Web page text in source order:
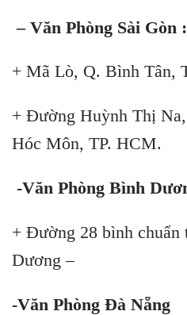
– Văn Phòng Sài Gòn :
+ Mã Lò, Q. Bình Tân,
+ Đường Huỳnh Thị
Hóc Môn, TP. HCM.
-Văn Phòng Bình
+ Đường 28 bình chuẩn
Dương –
-Văn Phòng Đà Nẵng